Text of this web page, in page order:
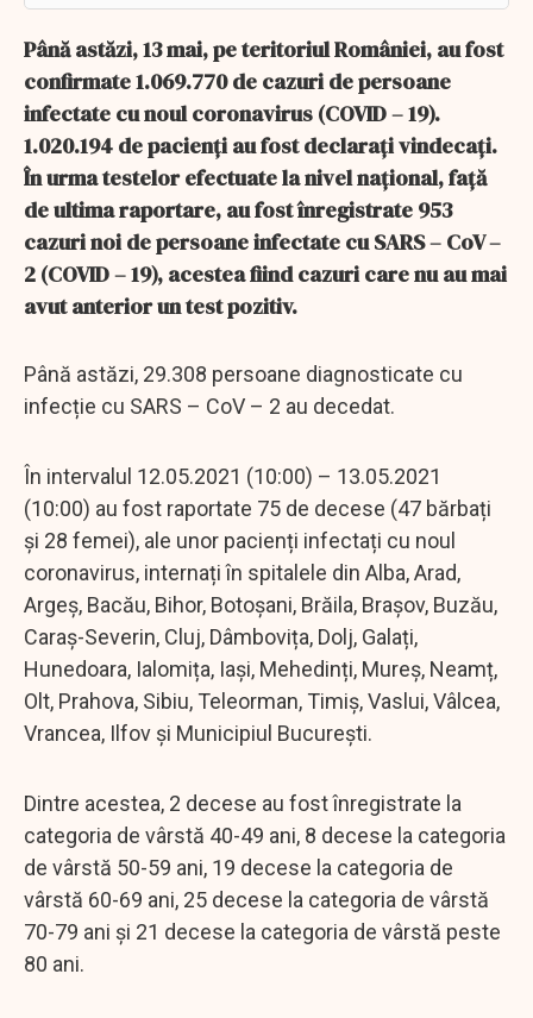
Până astăzi, 13 mai, pe teritoriul României, au fost
confirmate 1.069.770 de cazuri de persoane
infectate cu noul coronavirus (COVID – 19).
1.020.194 de pacienți au fost declarați vindecați.
În urma testelor efectuate la nivel național, față
de ultima raportare, au fost înregistrate 953
cazuri noi de persoane infectate cu SARS – CoV –
2 (COVID – 19), acestea fiind cazuri care nu au mai
avut anterior un test pozitiv.
Până astăzi, 29.308 persoane diagnosticate cu
infecție cu SARS – CoV – 2 au decedat.
În intervalul 12.05.2021 (10:00) – 13.05.2021
(10:00) au fost raportate 75 de decese (47 bărbați
și 28 femei), ale unor pacienți infectați cu noul
coronavirus, internați în spitalele din Alba, Arad,
Argeș, Bacău, Bihor, Botoșani, Brăila, Brașov, Buzău,
Caraș-Severin, Cluj, Dâmbovița, Dolj, Galați,
Hunedoara, Ialomița, Iași, Mehedinți, Mureș, Neamț,
Olt, Prahova, Sibiu, Teleorman, Timiș, Vaslui, Vâlcea,
Vrancea, Ilfov și Municipiul București.
Dintre acestea, 2 decese au fost înregistrate la
categoria de vârstă 40-49 ani, 8 decese la categoria
de vârstă 50-59 ani, 19 decese la categoria de
vârstă 60-69 ani, 25 decese la categoria de vârstă
70-79 ani și 21 decese la categoria de vârstă peste
80 ani.